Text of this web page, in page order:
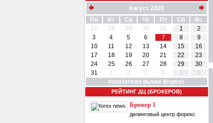
Август 2026
Пн
Вт Ср Чт Пт Сб
Вс
27
28 29 30 31 1
2
3
4 5 6 7 8
9
10
11 12 13 14 15
16
17
18 19 20 21 22
23
24
25 26 27 28 29
30
31
1 2 3 4 5
6
показатели рынка форекс
РЕЙТИНГ ДЦ (БРОКЕРОВ)
Брокер 1
дилинговый центр форекс